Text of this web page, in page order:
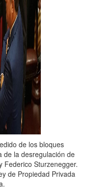
de los bloques
de la desregulación de
Federico Sturzenegger.
de Propiedad Privada